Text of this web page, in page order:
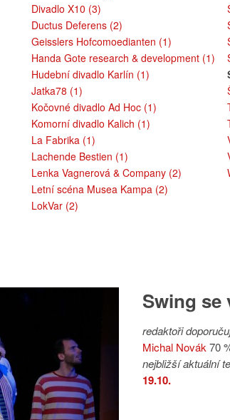
Divadlo X10 (3)
Ductus Deferens (2)
Geisslers Hofcomoedianten (1)
Handa Gote research & development (1)
Hudební divadlo Karlín (1)
Jatka78 (1)
Kočovné divadlo Ad Hoc (1)
Komorní divadlo Kalich (1)
La Fabrika (1)
Lachende Bestien (1)
Lenka Vagnerová & Company (2)
Letní scéna Musea Kampa (2)
LokVar (2)
Swing se
redaktoři
Michal Novák 70
nejbližší aktuální
19.10.